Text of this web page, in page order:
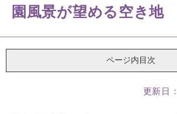
園風景が望める空き地
ページ内目次
更新日